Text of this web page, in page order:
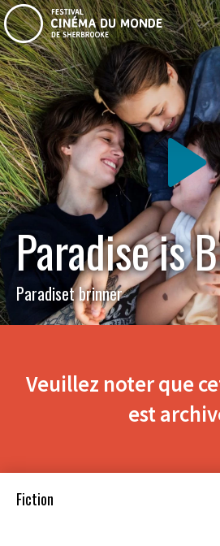
Paradise is
Paradiset brinner
Veuillez noter que
est
Fiction